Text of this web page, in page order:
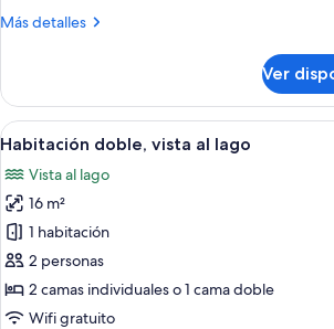
Más detalles
Más
doble
Ver
Ver
todas
las
fotos
de
Habitación
doble,
vista
Una
5
Habitación doble, vista al lago
Vista al lago
16 m²
1 habitación
2 personas
2 camas individuales o 1 cama doble
Wifi gratuito